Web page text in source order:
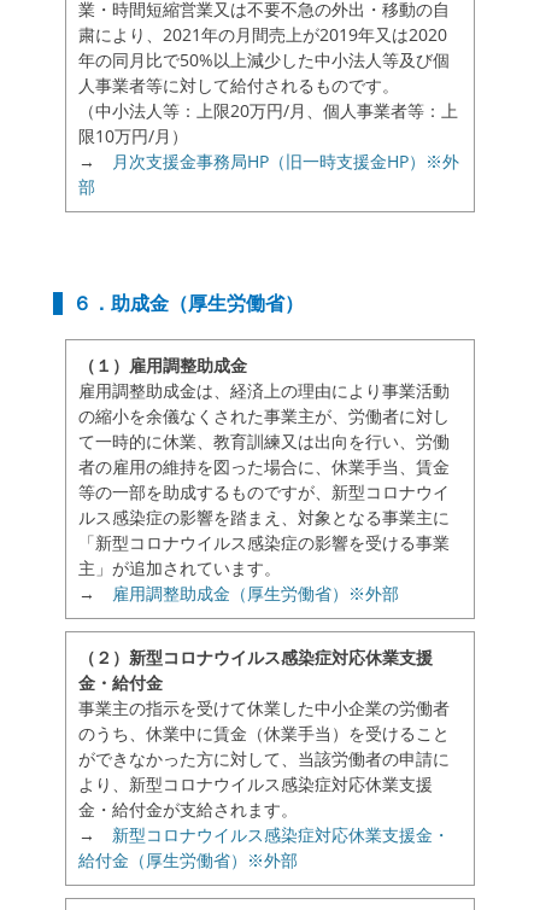
業・時間短縮営業又は不要不急の外出・移動の自
粛により、2021年の月間売上が2019年又は2020
年の同月比で50%以上減少した中小法人等及び個
人事業者等に対して給付されるものです。
（中小法人等：上限20万円/月、個人事業者等：上
限10万円/月）
→
月次支援金事務局HP（旧一時支援金HP）※外
部
６．助成金（厚生労働省）
（１）雇用調整助成金
雇用調整助成金は、経済上の理由により事業活動
の縮小を余儀なくされた事業主が、労働者に対し
て一時的に休業、教育訓練又は出向を行い、労働
者の雇用の維持を図った場合に、休業手当、賃金
等の一部を助成するものですが、新型コロナウイ
ルス感染症の影響を踏まえ、対象となる事業主に
「新型コロナウイルス感染症の影響を受ける事業
主」が追加されています。
→ 雇用調整助成金（厚生労働省）※外部
（２）新型コロナウイルス感染症対応休業支援
金・給付金
事業主の指示を受けて休業した中小企業の労働者
のうち、休業中に賃金（休業手当）を受けること
ができなかった方に対して、当該労働者の申請に
より、新型コロナウイルス感染症対応休業支援
金・給付金が支給されます。
→ 新型コロナウイルス感染症対応休業支援金・
給付金（厚生労働省）※外部